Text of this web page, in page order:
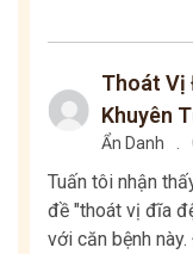
Thoát Vị
Khuyên
Ẩn Danh
Tuấn tôi nhận
đề "thoát vị đĩa
với căn bệnh